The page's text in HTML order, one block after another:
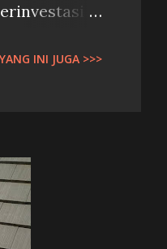
yang tidak
INI JUGA >>>